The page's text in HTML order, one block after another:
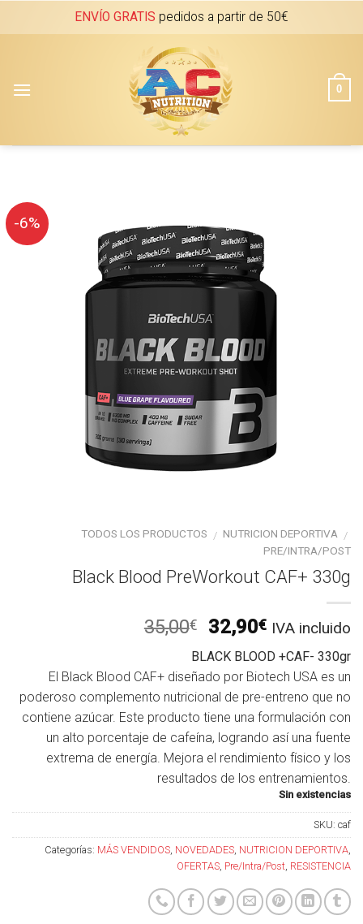
ENVÍO GRATIS pedidos a partir de 50€
0
-6%
TODOS LOS PRODUCTOS / NUTRICION DEPORTIVA /
PRE/INTRA/POST
Black Blood PreWorkout CAF+ 330g
35,00€
El
precio
original
era:
35,00€.
32,90€El
precio
actual
es:
32,90€.
IVA incluido
BLACK BLOOD +CAF- 330gr
El Black Blood CAF+ diseñado por Biotech USA es un
poderoso complemento nutricional de pre-entreno que no
contiene azúcar. Este producto tiene una formulación con
un alto porcentaje de cafeína, logrando así una fuente
extrema de energía. Mejora el rendimiento físico y los
resultados de los entrenamientos.
Sin existencias
SKU: caf
Categorías: MÁS VENDIDOS NOVEDADES NUTRICION DEPORTIVA
OFERTAS Pre/Intra/Post RESISTENCIA